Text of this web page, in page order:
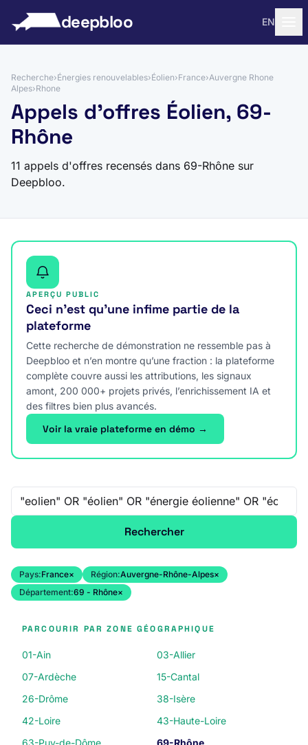
deepbloo EN
Recherche›Énergies renouvelables›Éolien›France›Auvergne Rhone
Alpes›Rhone
Appels d'offres Éolien, 69-
Rhône
11 appels d'offres recensés dans 69-Rhône sur
Deepbloo.
APERÇU PUBLIC
Ceci n’est qu’une infime partie de la
plateforme
Cette recherche de démonstration ne ressemble pas à
Deepbloo et n’en montre qu’une fraction : la plateforme
complète couvre aussi les attributions, les signaux
amont, 200 000+ projets privés, l’enrichissement IA et
des filtres bien plus avancés.
Voir la vraie plateforme en démo →
Recherche libre
Rechercher
Pays:France× Région:Auvergne-Rhône-Alpes×
Département:69 - Rhône×
PARCOURIR PAR ZONE GÉOGRAPHIQUE
01-Ain
03-Allier
07-Ardèche
15-Cantal
26-Drôme
38-Isère
42-Loire
43-Haute-Loire
63-Puy-de-Dôme
69-Rhône